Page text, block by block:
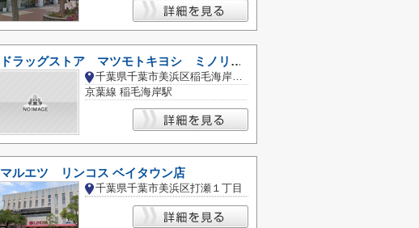
ドラッグストア マツモトキヨシ ミノリア稲毛海岸店
千葉県千葉市美浜区稲毛海岸２丁目
京葉線 稲毛海岸駅
マルエツ リンコス ベイタウン店
千葉県千葉市美浜区打瀬１丁目